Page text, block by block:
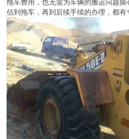
拖车费用，也无需为车辆的搬运问题
估到拖车，再到后续手续的办理，都有